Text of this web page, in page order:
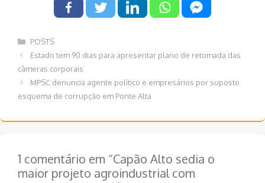
Categorias
POSTS
Navegação
de
Estado tem 90 dias para apresentar plano de retomada das
câmeras corporais
MPSC denuncia agente político e empresários por suposto
esquema de corrupção em Ponte Alta
1 comentário em “Capão Alto sedia o
maior projeto agroindustrial com